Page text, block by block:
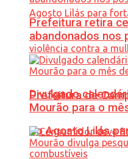
Prefeitura de
do Agosto Lilás
Prefeitura retira
abandonados nos
Divulgado
Mourão para o